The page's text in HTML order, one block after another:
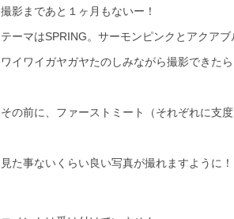
撮影まであと１ヶ月もないー！
テーマはSPRING。サーモンピンクとアクア
ワイワイガヤガヤたのしみながら撮影できたら
その前に、ファーストミート（それぞれに支
見た事ないくらい良い写真が撮れますように！